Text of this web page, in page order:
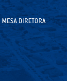
MESA DIRETORA